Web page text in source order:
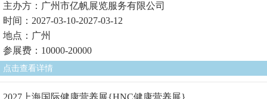
主办方：广州市亿帆展览服务有限公司
时间：2027-03-10-2027-03-12
地点：广州
参展费：10000-20000
点击查看详情